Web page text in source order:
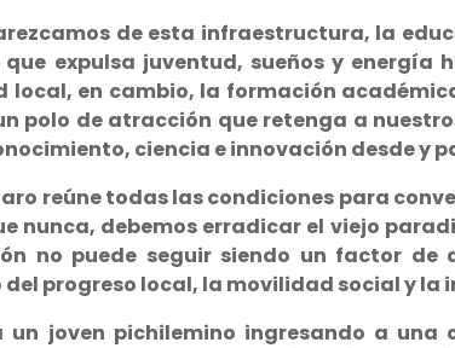
de esta infraestructura, la
expulsa juventud, sueños y energía
local, en cambio, la formación
polo de atracción que retenga a
ciencia e innovación desde y
reúne todas las condiciones para
nunca, debemos erradicar el viejo
no puede seguir siendo un factor de
progreso local, la movilidad social y la
un joven pichilemino ingresando a una